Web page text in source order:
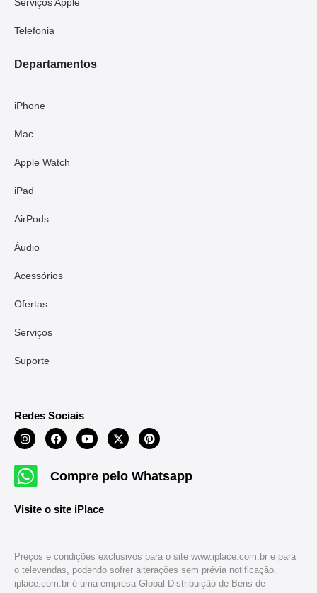
Serviços Apple
Telefonia
Departamentos
iPhone
Mac
Apple Watch
iPad
AirPods
Áudio
Acessórios
Ofertas
Serviços
Suporte
Redes Sociais
Compre pelo Whatsapp
Visite o site iPlace
Preços e condições exclusivos para o site www.iplace.com.br e para
o televendas, podendo sofrer alterações sem prévia notificação.
iplace.com.br é uma empresa Global Distribuição de Bens de